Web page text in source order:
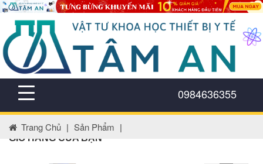
0984636355
Trang Chủ | Sản Phẩm |
GIỎ HÀNG CỦA BẠN